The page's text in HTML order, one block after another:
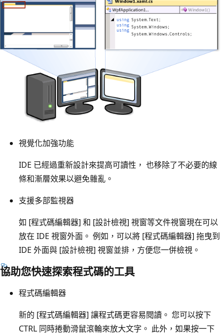
視覺化加強功能
IDE 已經過重新設計來提高可讀性， 也移除了不必要的線
條和漸層效果以避免雜亂。
支援多部監視器
如 [程式碼編輯器] 和 [設計檢視] 視窗等文件視窗現在可以
放在 IDE 視窗外面。 例如，可以將 [程式碼編輯器] 拖曳到
IDE 外面與 [設計檢視] 視窗並排，方便您一併檢視。
協助您快速探索程式碼的工具
程式碼編輯器
新的 [程式碼編輯器] 讓程式碼更容易閱讀。 您可以按下
CTRL 同時捲動滑鼠滾輪來放大文字。 此外，如果按一下